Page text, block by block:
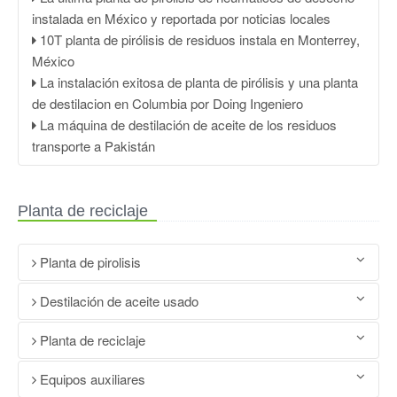
instalada en México y reportada por noticias locales
10T planta de pirólisis de residuos instala en Monterrey,
México
La instalación exitosa de planta de pirólisis y una planta
de destilacion en Columbia por Doing Ingeniero
La máquina de destilación de aceite de los residuos
transporte a Pakistán
Planta de reciclaje
Planta de pirolisis
DOING Residuos plásticos para alimentar máquina de
pirólisis
Proceso de pirólisis de plástico a aceite
Precio de fábrica 100KG-50TPD haciendo planta de
pirólisis a la venta
Destilación de aceite usado
DOING Residuos plásticos para alimentar máquina de
pirólisis
Proceso de pirólisis de plástico a aceite
Planta de reciclaje
La máquina de reciclaje los residuos de neumáticos a
Equipos auxiliares